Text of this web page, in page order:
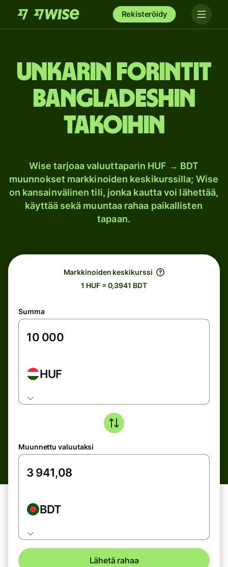
Rekisteröidy
Unkarin forintit
Bangladeshin
takoihin
Wise tarjoaa valuuttaparin HUF → BDT
muunnokset markkinoiden keskikurssilla; Wise
on kansainvälinen tili, jonka kautta voi lähettää,
käyttää sekä muuntaa rahaa paikallisten
tapaan.
Markkinoiden keskikurssi
1 HUF = 0,3941 BDT
Summa
HUF
Muunnettu valuutaksi
BDT
Lähetä rahaa